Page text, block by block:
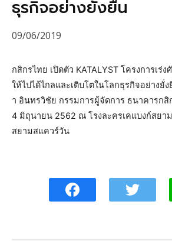
ธุรกิจอย่างยั่งยืน
09/06/2019
กสิกรไทย เปิดตัว KATALYST โครงการเร่
ให้ไปได้ไกลและเติบโตในโลกธุรกิจอย่างยั่
า อินทรวิชัย กรรมการผู้จัดการ ธนาคารกสิ
4 มิถุนายน 2562 ณ โรงละครเคแบงก์สยา
สยามสแควร์วัน